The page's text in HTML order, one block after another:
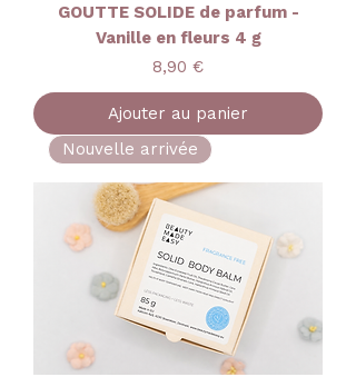
GOUTTE SOLIDE de parfum -
Vanille en fleurs 4 g
Prix
8,90 €
Ajouter au panier
Nouvelle arrivée